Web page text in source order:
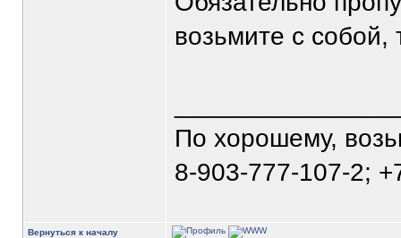
возьмите с собой,
По хорошему,
8-903-777-107-2;
Вернуться к началу